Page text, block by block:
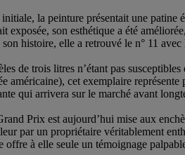
la peinture présentait une
exposée, son esthétique a été
histoire, elle a retrouvé le n° 11
de trois litres n’étant pas
américaine), cet exemplaire
qui arrivera sur le marché avant
Prix est aujourd’hui mise aux
par un propriétaire véritablement
offre à elle seule un témoignage